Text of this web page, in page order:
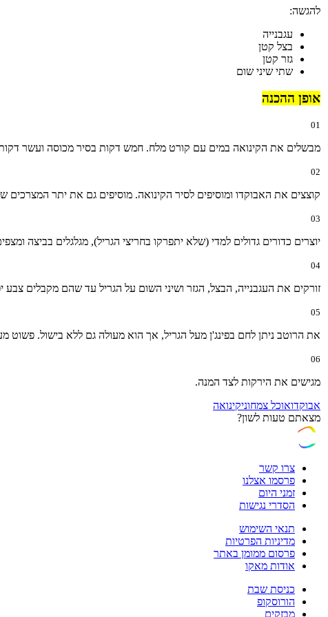
להגשה:
עגבנייה
בצל קטן
גזר קטן
שתי שיני שום
אופן ההכנה
01
מבשלים את הקינואה במים עם קורט מלח. חמש דקות בסיר מכוסה ועשר
02
קוצצים את האבוקדו ומוסיפים לסיר הקינואה. מוסיפים גם את יתר
03
יוצרים כדורים גדולים למדי (שלא יתפרקו בחריצי הגריל), מגלגלים בביצה ומצפים בפירורי
04
זורקים את העגבנייה, הבצל, הגזר ושיני השום על הגריל עד שהם מקבלים צבע
05
את הרוטב ניתן לחם בפינג'ן מעל הגריל, אך הוא מעולה גם ללא בישול.
06
מגישים את הירקות לצד המנה.
אבוקדואוכל צמחוניקינואה
מצאתם טעות לשון?
צרו קשר
פרסמו אצלנו
זמני היום
הסדרי נגישות
תנאי השימוש
מדיניות הפרטיות
פרסום ממומן באתר
אודות מאקו
כניסת שבת
הורוסקופ
מבזקים